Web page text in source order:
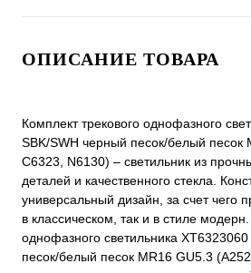
ОПИСАНИЕ ТОВАРА
Комплект трекового однофазного
SBK/SWH черный песок/белый песок
C6323, N6130) – светильник из
деталей и качественного стекла.
универсальный дизайн, за счет чего
в классическом, так и в стиле
однофазного светильника
песок/белый песок MR16 GU5.3